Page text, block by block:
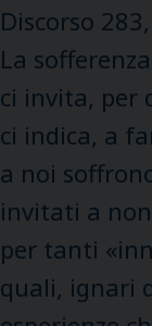
Discorso
La
ci invita, per
ci indica, a
a noi
invitati a
per tanti
quali, ignari